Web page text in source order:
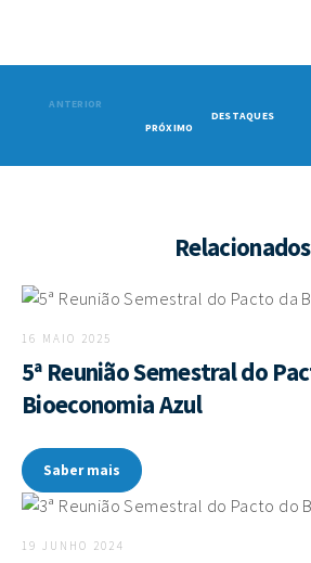
ANTERIOR
DESTAQUES
PRÓXIMO
Relacionados
16 MAIO 2025
5ª Reunião Semestral do
Bioeconomia Azul
Saber mais
19 JUNHO 2024